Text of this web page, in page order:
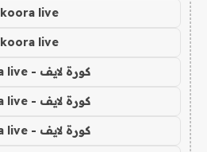
koora live
koora live
كورة لايف - koora live
كورة لايف - koora live
كورة لايف - koora live